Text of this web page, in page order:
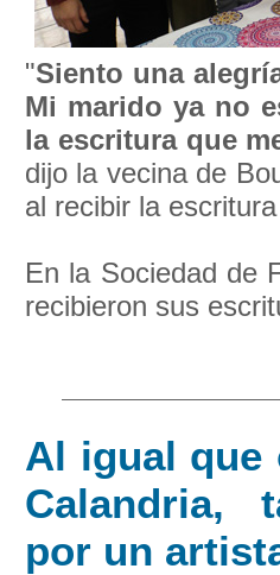
"Siento una
Mi marido ya no
la escritura que
dijo la vecina de
al recibir la
En la Sociedad de
recibieron sus
Al igual que
Calandria,
por un